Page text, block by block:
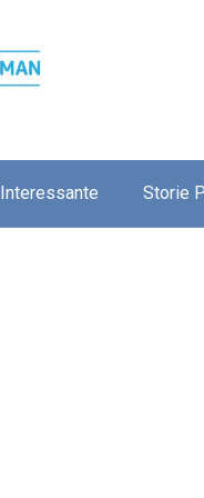
Interessante Storie